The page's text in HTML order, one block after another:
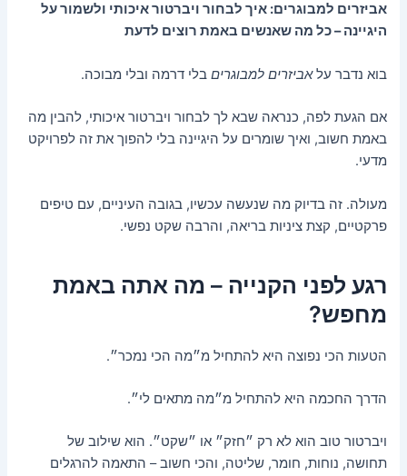
אביזרים למבוגרים: איך לבחור ויברטור איכותי ולשמור על
היגיינה – כל מה שאנשים באמת רוצים לדעת
בוא נדבר עלאביזרים למבוגרים בלי דרמה ובלי מבוכה.
אם הגעת לפה, כנראה שבא לך לבחור ויברטור איכותי, להבין מה
באמת חשוב, ואיך שומרים על היגיינה בלי להפוך את זה לפרויקט
מדעי.
מעולה. זה בדיוק מה שנעשה עכשיו, בגובה העיניים, עם טיפים
פרקטיים, קצת ציניות בריאה, והרבה שקט נפשי.
רגע לפני הקנייה – מה אתה באמת
מחפש?
הטעות הכי נפוצה היא להתחיל מ״מה הכי נמכר״.
הדרך החכמה היא להתחיל מ״מה מתאים לי״.
ויברטור טוב הוא לא רק ״חזק״ או ״שקט״. הוא שילוב של
תחושה, נוחות, חומר, שליטה, והכי חשוב – התאמה להרגלים